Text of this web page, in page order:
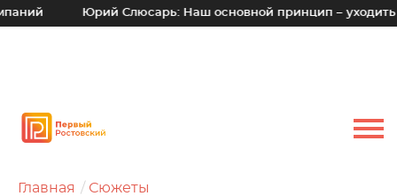
Юрий Слюсарь: Наш основной принцип – уходить от
Главная Сюжеты